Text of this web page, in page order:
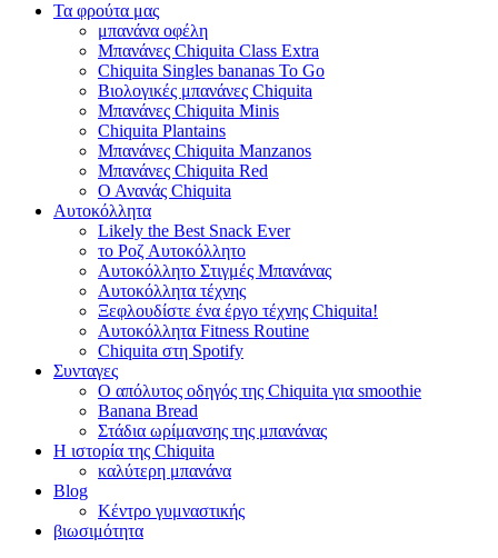
Τα φρούτα μας
μπανάνα οφέλη
Μπανάνες Chiquita Class Extra
Chiquita Singles bananas To Go
Βιολογικές μπανάνες Chiquita
Μπανάνες Chiquita Minis
Chiquita Plantains
Μπανάνες Chiquita Manzanos
Μπανάνες Chiquita Red
Ο Ανανάς Chiquita
Αυτοκόλλητα
Likely the Best Snack Ever
το Ροζ Αυτοκόλλητο
Αυτοκόλλητο Στιγμές Μπανάνας
Αυτοκόλλητα τέχνης
Ξεφλουδίστε ένα έργο τέχνης Chiquita!
Αυτοκόλλητα Fitness Routine
Chiquita στη Spotify
Συνταγες
Ο απόλυτος οδηγός της Chiquita για smoothie
Banana Bread
Στάδια ωρίμανσης της μπανάνας
Η ιστορία της Chiquita
καλύτερη μπανάνα
Blog
Κέντρο γυμναστικής
βιωσιμότητα